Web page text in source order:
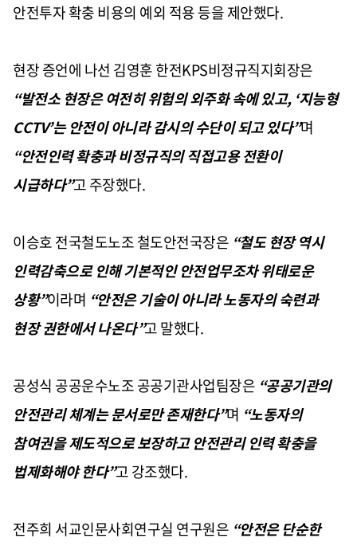
안전투자 확충 비용의 예외 적용 등을 제안했다.
현장 증언에 나선 김영훈 한전KPS비정규직지회장은
“발전소 현장은 여전히 위험의 외주화 속에 있고, ‘지능형
CCTV’는 안전이 아니라 감시의 수단이 되고 있다”며
“안전인력 확충과 비정규직의 직접고용 전환이
시급하다”고 주장했다.
이승호 전국철도노조 철도안전국장은 “철도 현장 역시
인력감축으로 인해 기본적인 안전업무조차 위태로운
상황”이라며 “안전은 기술이 아니라 노동자의 숙련과
현장 권한에서 나온다”고 말했다.
공성식 공공운수노조 공공기관사업팀장은 “공공기관의
안전관리 체계는 문서로만 존재한다”며 “노동자의
참여권을 제도적으로 보장하고 안전관리 인력 확충을
법제화해야 한다”고 강조했다.
전주희 서교인문사회연구실 연구원은 “안전은 단순한